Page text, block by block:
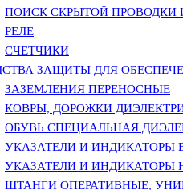
ПОИСК СКРЫТОЙ ПРОВОДКИ
РЕЛЕ
СЧЕТЧИКИ
ЗАЩИТЫ ДЛЯ
ЗАЗЕМЛЕНИЯ ПЕРЕНОСНЫЕ
КОВРЫ, ДОРОЖКИ
ОБУВЬ СПЕЦИАЛЬНАЯ
УКАЗАТЕЛИ И ИНДИКАТОРЫ
УКАЗАТЕЛИ И ИНДИКАТОРЫ
ШТАНГИ ОПЕРАТИВНЫЕ,